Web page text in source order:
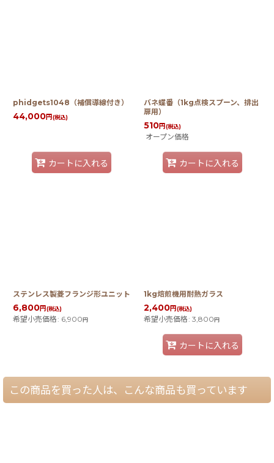
phidgets1048（補償導線付き）
44,000円(税込)
カートに入れる
バネ蝶番（1kg点検スプーン、排出
扉用）
510円(税込)
オープン価格
カートに入れる
ステンレス製菱フランジ形ユニット
6,800円(税込)
希望小売価格: 6,900円
1kg焙煎機用耐熱ガラス
2,400円(税込)
希望小売価格: 3,800円
カートに入れる
この商品を買った人は、こんな商品も買っています